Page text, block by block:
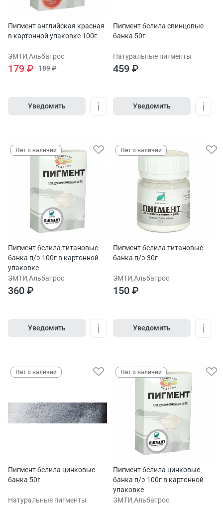
Пигмент английская красная
в картонной упаковке 100г
ЭМТИ,Альбатрос
179 ₽ 189 ₽
Уведомить
Пигмент белила свинцовые
банка 50г
Натуральные пигменты
459 ₽
Уведомить
Нет в наличии
Пигмент белила титановые
банка п/э 100г в картонной
упаковке
ЭМТИ,Альбатрос
360 ₽
Уведомить
Нет в наличии
Пигмент белила титановые
банка п/э 30г
ЭМТИ,Альбатрос
150 ₽
Уведомить
Нет в наличии
Пигмент белила цинковые
банка 50г
Натуральные пигменты
Нет в наличии
Пигмент белила цинковые
банка п/э 100г в картонной
упаковке
ЭМТИ,Альбатрос